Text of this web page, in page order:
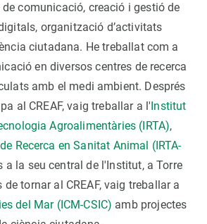
comunicació, creació i gestió de
organització d’activitats
ciutadana. He treballat com a
en diversos centres de recerca
amb el medi ambient. Després
al CREAF, vaig treballar a l'Institut
Agroalimentàries (IRTA),
Recerca en Sanitat Animal (IRTA-
a la seu central de l'Institut, a Torre
tornar al CREAF, vaig treballar a
del Mar (ICM-CSIC) amb projectes